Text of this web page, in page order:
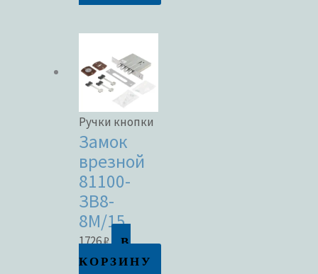
Ручки кнопки
Замок
врезной
81100-
ЗВ8-
8М/15
1726₽
В
КОРЗИНУ